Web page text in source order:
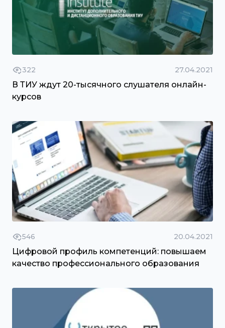
322 27.04.2021
В ТИУ ждут 20-тысячного слушателя онлайн-
курсов
546 20.04.2021
Цифровой профиль компетенций: повышаем
качество профессионального образования